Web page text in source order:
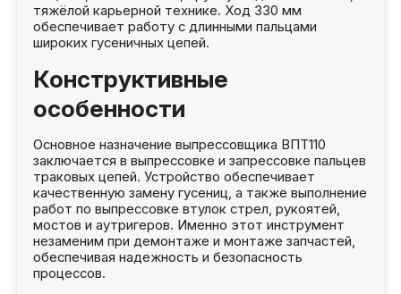
тяжёлой карьерной технике. Ход 330 мм
обеспечивает работу с длинными пальцами
широких гусеничных цепей.
Конструктивные
особенности
Основное назначение выпрессовщика ВПТ110
заключается в выпрессовке и запрессовке пальцев
траковых цепей. Устройство обеспечивает
качественную замену гусениц, а также выполнение
работ по выпрессовке втулок стрел, рукоятей,
мостов и аутригеров. Именно этот инструмент
незаменим при демонтаже и монтаже запчастей,
обеспечивая надежность и безопасность
процессов.